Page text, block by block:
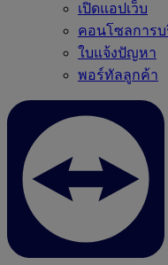
เปิดแอปเว็บ
คอนโซลการบ
ใบแจ้งปัญหา
พอร์ทัลลูกค้า